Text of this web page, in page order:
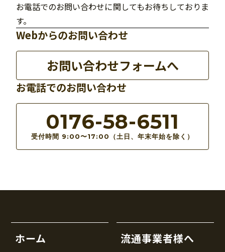
お電話でのお問い合わせに関してもお待ちしておりま
す。
Webからのお問い合わせ
お問い合わせフォームへ
お電話でのお問い合わせ
0176-58-6511
受付時間 9:00〜17:00（土日、年末年始を除く）
ホーム 流通事業者様へ